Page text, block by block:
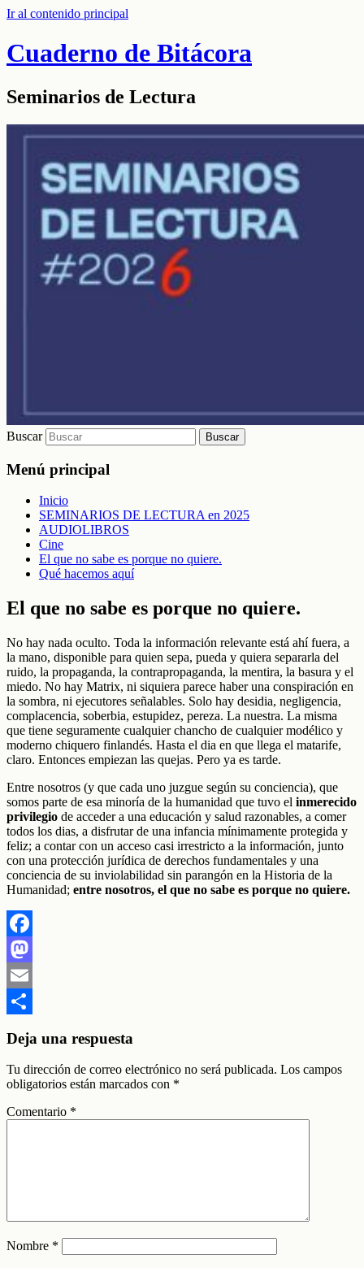
Ir al contenido principal
Cuaderno de Bitácora
Seminarios de Lectura
Buscar
Menú principal
Inicio
SEMINARIOS DE LECTURA en 2025
AUDIOLIBROS
Cine
El que no sabe es porque no quiere.
Qué hacemos aquí
El que no sabe es porque no quiere.
No hay nada oculto. Toda la información relevante está ahí fuera, a
la mano, disponible para quien sepa, pueda y quiera separarla del
ruido, la propaganda, la contrapropaganda, la mentira, la basura y el
miedo. No hay Matrix, ni siquiera parece haber una conspiración en
la sombra, ni ejecutores señalables. Solo hay desidia, negligencia,
complacencia, soberbia, estupidez, pereza. La nuestra. La misma
que tiene seguramente cualquier chancho de cualquier modélico y
moderno chiquero finlandés. Hasta el dia en que llega el matarife,
claro. Entonces empiezan las quejas. Pero ya es tarde.
Entre nosotros (y que cada uno juzgue según su conciencia), que
somos parte de esa minoría de la humanidad que tuvo el inmerecido
privilegio de acceder a una educación y salud razonables, a comer
todos los dias, a disfrutar de una infancia mínimamente protegida y
feliz; a contar con un acceso casi irrestricto a la información, junto
con una protección jurídica de derechos fundamentales y una
conciencia de su inviolabilidad sin parangón en la Historia de la
Humanidad; entre nosotros, el que no sabe es porque no quiere.
Facebook
Mastodon
Email
Deja una respuesta
Tu dirección de correo electrónico no será publicada. Los campos
obligatorios están marcados con *
Comentario *
Nombre *